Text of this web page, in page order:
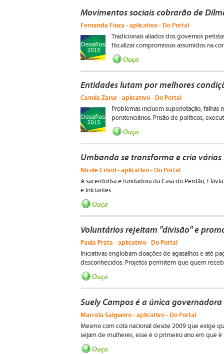
Movimentos sociais cobrarão de
Fernanda Fiuza - aplicativo - Do Portal
Tradicionais aliados dos governos
fiscalizar compromissos assumidos na
Ouça
Entidades lutam por melhores
Camila Zarur - aplicativo - Do Portal
Problemas incluem superlotação, falhas
penitenciários. Prisão de políticos,
Ouça
Umbanda se transforma e cria
Nicole Crivoi - aplicativo - Do Portal
A sacerdotisa e fundadora da Casa do Perdão,
e iniciantes.
Ouça
Voluntários rejeitam "divisão" e
Paula Prata - aplicativo - Do Portal
Iniciativas englobam doações de agasalhos e até
desconhecidos. Projetos permitem que quem
Ouça
Suely Campos é a única
Marcela Salgueiro - aplicativo - Do Portal
Mesmo com cota nacional desde 2009 que exige
sejam de mulheres, esse é o primeiro ano em que
Ouça